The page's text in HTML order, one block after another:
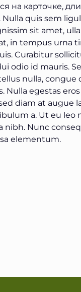
на карточке,
quis sem
sit amet,
in tempus urna
Curabitur
id mauris.
nulla, congue
Nulla egestas
diam at augue
a. Ut eu leo
nibh. Nunc
elementum.